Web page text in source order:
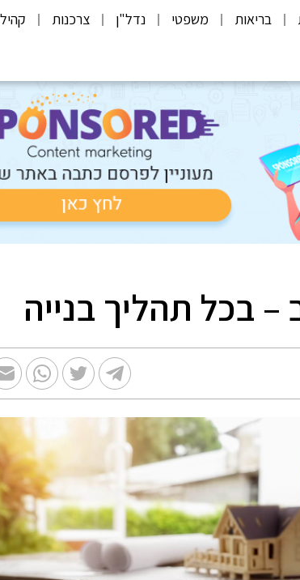
בריאות משפטי נדל"ן צרכנות
בכל תהליך בנייה